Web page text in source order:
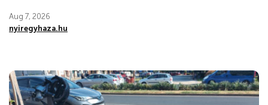
Aug 7, 2026
nyiregyhaza.hu